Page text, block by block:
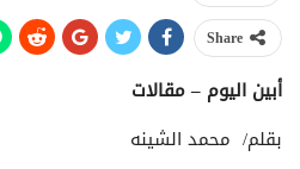
Share
أبين اليوم – مقالات
بقلم/ محمد الشينه